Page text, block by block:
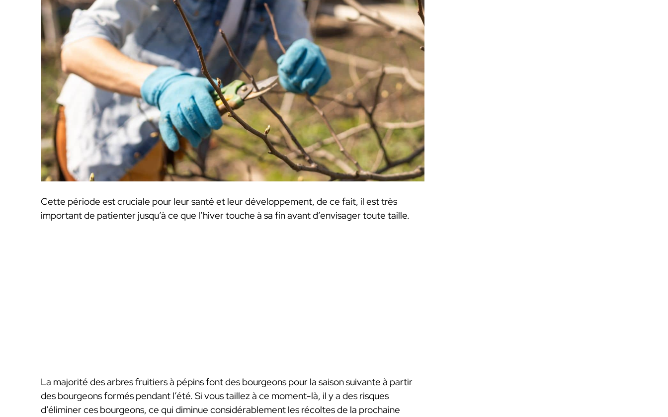
Cette période est cruciale pour leur santé et leur développement, de ce fait, il est très
important de patienter jusqu’à ce que l’hiver touche à sa fin avant d’envisager toute taille.
La majorité des arbres fruitiers à pépins font des bourgeons pour la saison suivante à partir
des bourgeons formés pendant l’été. Si vous taillez à ce moment-là, il y a des risques
d’éliminer ces bourgeons, ce qui diminue considérablement les récoltes de la prochaine